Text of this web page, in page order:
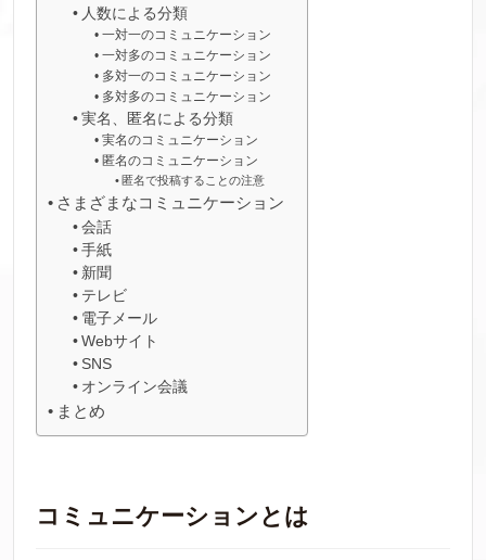
人数による分類
一対一のコミュニケーション
一対多のコミュニケーション
多対一のコミュニケーション
多対多のコミュニケーション
実名、匿名による分類
実名のコミュニケーション
匿名のコミュニケーション
匿名で投稿することの注意
さまざまなコミュニケーション
会話
手紙
新聞
テレビ
電子メール
Webサイト
SNS
オンライン会議
まとめ
コミュニケーションとは